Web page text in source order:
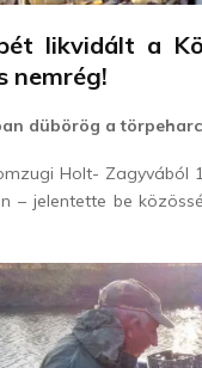
likvidált a
nemrég!
dübörög a
Holt-
– jelentette be